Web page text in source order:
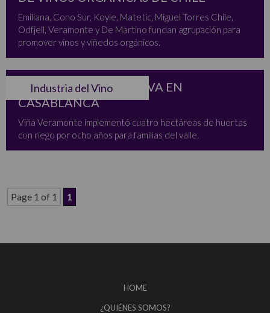
Emiliana, Cono Sur, Koyle, Matetic, Miguel Torres Chile,
Odfjell, Veramonte y De Martino fundan agrupación para
promover vinos y viñedos orgánicos.
Industria del Vino
HUERTA COLABORATIVA EN
CASABLANCA
Viña Veramonte implementó cuatro hectáreas de huertas
con riego por ocho años para familias del valle.
Page 1 of 1 1
HOME
¿QUIÉNES SOMOS?